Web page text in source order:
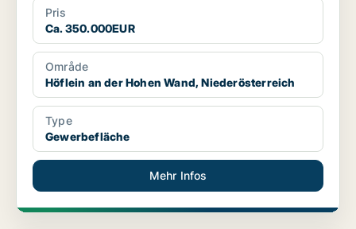
Pris
Ca. 350.000EUR
Område
Höflein an der Hohen Wand, Niederösterreich
Type
Gewerbefläche
Mehr Infos